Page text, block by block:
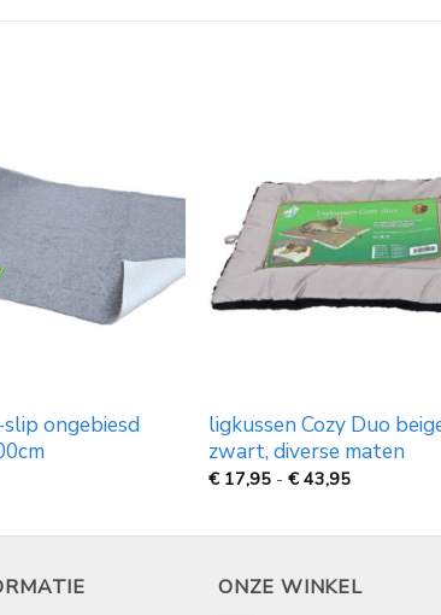
ongebiesd
ligkussen Cozy Duo
zwart, diverse maten
€ 17,95 - €43,95Prijsklasse:
ONZE WINKEL